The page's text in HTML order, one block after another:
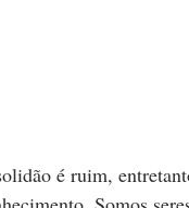
é ruim,